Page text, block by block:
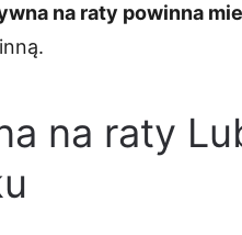
na raty powinna
na raty